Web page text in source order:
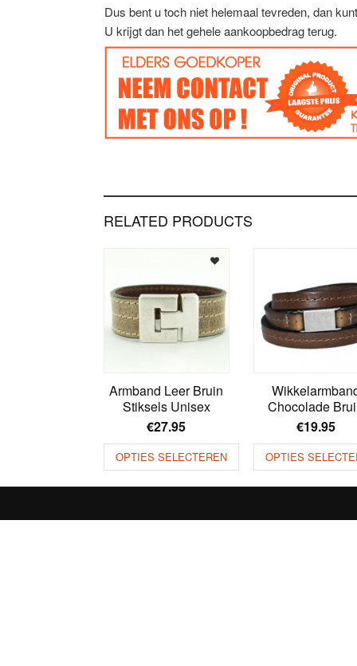
Dus bent u toch niet helemaal tevreden, dan
U krijgt dan het gehele aankoopbedrag terug.
RELATED PRODUCTS
Armband Leer Bruin
Stiksels Unisex
€27.95
OPTIES SELECTEREN
Chocolade
€19.95
OPTIES